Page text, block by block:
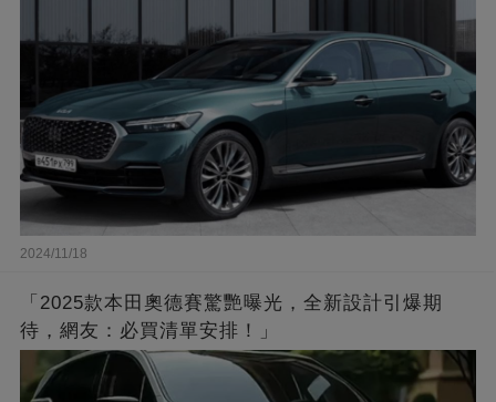
2024/11/18
「2025款本田奧德賽驚艷曝光，全新設計引爆期
待，網友：必買清單安排！」